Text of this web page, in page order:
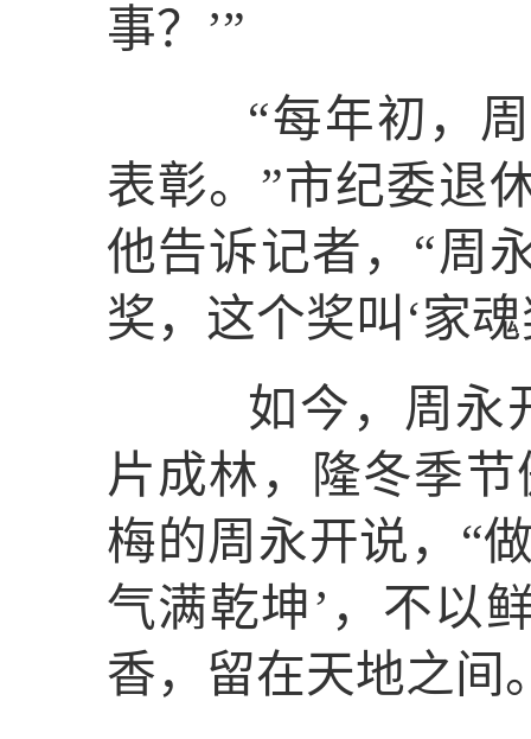
事？’”
“每年初，周
表彰。”市纪委退
他告诉记者，“周
奖，这个奖叫‘家魂
如今，周永开
片成林，隆冬季
梅的周永开说，“
气满乾坤’，不以
香，留在天地之间